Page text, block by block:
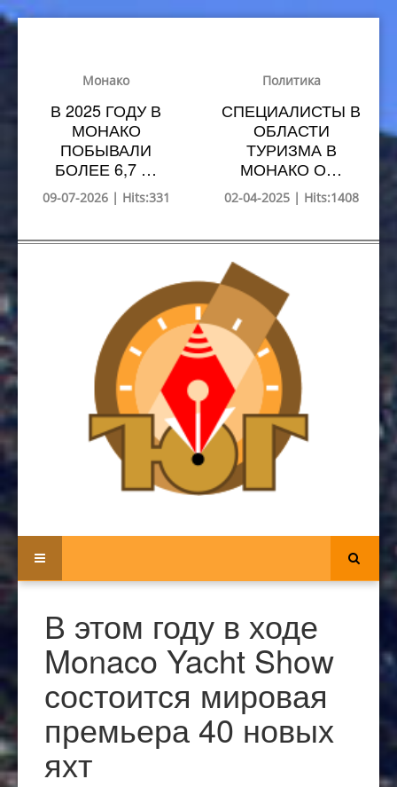
Монако
В 2025 ГОДУ В
МОНАКО
ПОБЫВАЛИ
БОЛЕЕ 6,7 …
09-07-2026 | Hits:331
Политика
СПЕЦИАЛИСТЫ В
ОБЛАСТИ
ТУРИЗМА В
МОНАКО О…
02-04-2025 | Hits:1408
В этом году в ходе
Monaco Yacht Show
состоится мировая
премьера 40 новых
яхт